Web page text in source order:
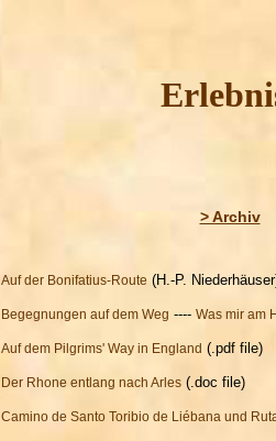
> Archiv
Auf der Bonifatius-Route (H.-P.
Begegnungen auf dem Weg ---- Was mir am
Auf dem Pilgrims' Way in England (.pdf file)
Der Rhone entlang nach Arles (.doc file)
Camino de Santo Toribio de Liébana und